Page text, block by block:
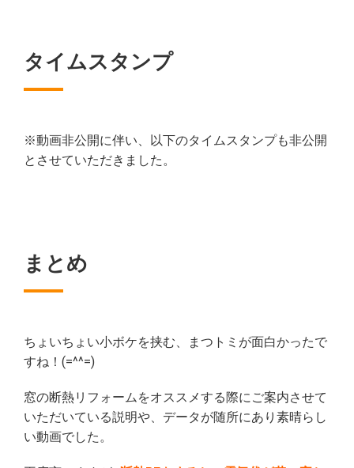
タイムスタンプ
※動画非公開に伴い、以下のタイムスタンプも非公開
とさせていただきました。
まとめ
ちょいちょい小ボケを挟む、まつトミが面白かったで
すね！(=^^=)
窓の断熱リフォームをオススメする際にご案内させて
いただいている説明や、データが随所にあり素晴らし
い動画でした。